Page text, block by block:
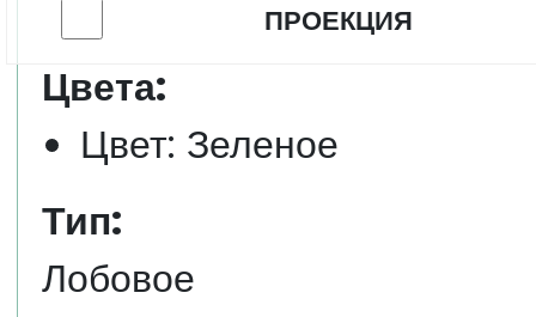
ПРОЕКЦИЯ
Цвета:
Цвет: Зеленое
Тип:
Лобовое